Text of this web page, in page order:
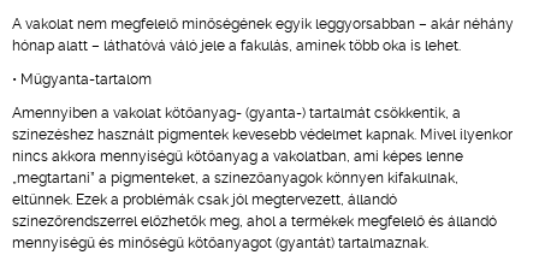
A vakolat nem megfelelő minőségének egyik leggyorsabban – akár néhány
hónap alatt – láthatóvá váló jele a fakulás, aminek több oka is lehet.
• Műgyanta-tartalom
Amennyiben a vakolat kötőanyag- (gyanta-) tartalmát csökkentik, a
színezéshez használt pigmentek kevesebb védelmet kapnak. Mivel ilyenkor
nincs akkora mennyiségű kötőanyag a vakolatban, ami képes lenne
„megtartani” a pigmenteket, a színezőanyagok könnyen kifakulnak,
eltűnnek. Ezek a problémák csak jól megtervezett, állandó
színezőrendszerrel előzhetők meg, ahol a termékek megfelelő és állandó
mennyiségű és minőségű kötőanyagot (gyantát) tartalmaznak.